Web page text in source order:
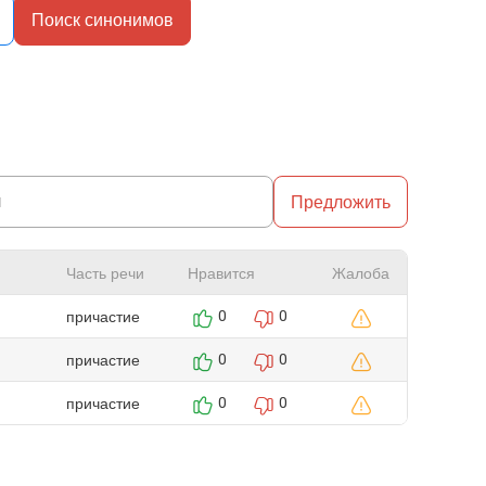
Поиск синонимов
Предложить
Часть речи Нравится
Жалоба
причастие
0 0
причастие 0 0
причастие 0 0